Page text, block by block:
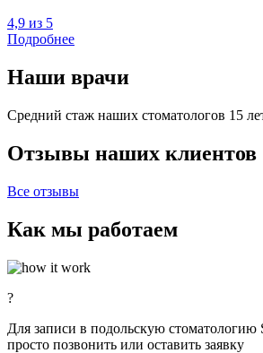
4,9 из 5
Подробнее
Наши врачи
Средний стаж наших стоматологов 15
Отзывы наших клиентов
Все отзывы
Как мы работаем
?
Для записи в подольскую стоматологию
просто позвонить или оставить заявку